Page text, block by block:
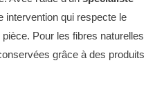
intervention qui respecte le
pièce. Pour les fibres naturelles
grâce à des produits